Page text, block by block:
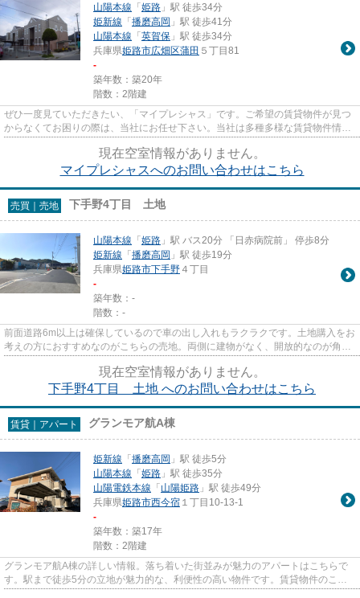
山陽本線 「姫路 」駅 徒歩34分
姫新線 「播磨高岡 」駅 徒歩41分
山陽本線 「英賀保 」駅 徒歩34分
兵庫県姫路市広畑区蒲田 ５丁目81
-
築年数：築20年
階数：2階建
ぜひ一度見ていただきたい、「マイプレシャス」です。ご希望の賃貸物件が見つ
からなくてお困りの際は、当社にお任せ下さい。当社は多種多様な賃貸物件情報
を取り扱っているので、きっ...
現在空室情報がありません。
マイプレシャスへのお問い合わせはこちら
売買｜売地 下手野4丁目 土地
山陽本線 「姫路 」駅 バス20分 「日赤病院前」 停歩8分
姫新線 「播磨高岡 」駅 徒歩19分
兵庫県姫路市下手野 ４丁目
-
築年数：-
階数：-
前面道路6m以上は確保しているので車の出し入れもラクラクです。土地購入をお
考えの方におすすめなのがこちらの売地。両側に建物がなく、開放的なのが角地
です。周辺環境が充実してい...
現在空室情報がありません。
下手野4丁目 土地 へのお問い合わせはこちら
賃貸｜アパート グランモア航A棟
姫新線 「播磨高岡 」駅 徒歩5分
山陽本線 「姫路 」駅 徒歩35分
山陽電鉄本線 「山陽姫路 」駅 徒歩49分
兵庫県姫路市西今宿 １丁目10-13-1
-
築年数：築17年
階数：2階建
グランモア航A棟の詳しい情報。落ち着いた街並みが魅力のアパートはこちらで
す。駅まで徒歩5分の立地が魅力的な、利便性の高い物件です。賃貸物件のこと
でお悩みの方、当社がその悩み...